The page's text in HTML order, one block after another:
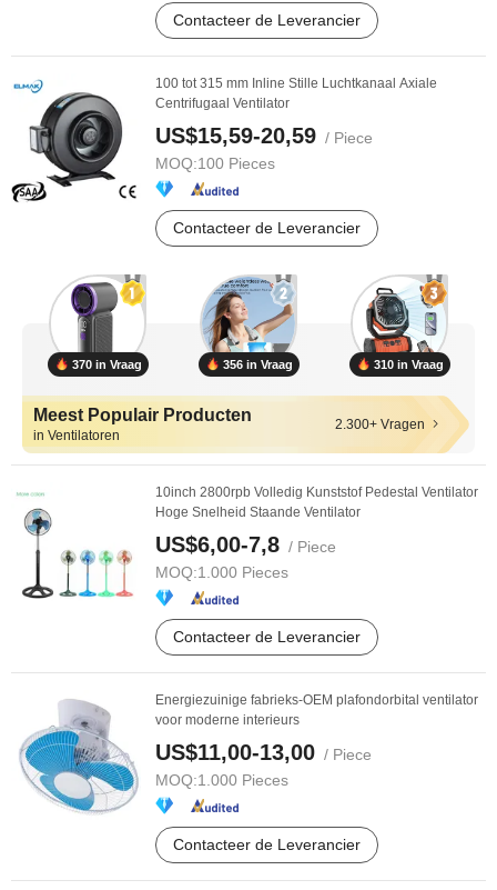
Contacteer de Leverancier
100 tot 315 mm Inline Stille Luchtkanaal Axiale
Centrifugaal Ventilator
US$15,59-20,59 / Piece
MOQ:100 Pieces
Contacteer de Leverancier
370 in Vraag 356 in Vraag 310 in Vraag
Meest Populair Producten
in Ventilatoren
2.300+ Vragen
10inch 2800rpb Volledig Kunststof Pedestal Ventilator
Hoge Snelheid Staande Ventilator
US$6,00-7,8 / Piece
MOQ:1.000 Pieces
Contacteer de Leverancier
Energiezuinige fabrieks-OEM plafondorbital ventilator
voor moderne interieurs
US$11,00-13,00 / Piece
MOQ:1.000 Pieces
Contacteer de Leverancier